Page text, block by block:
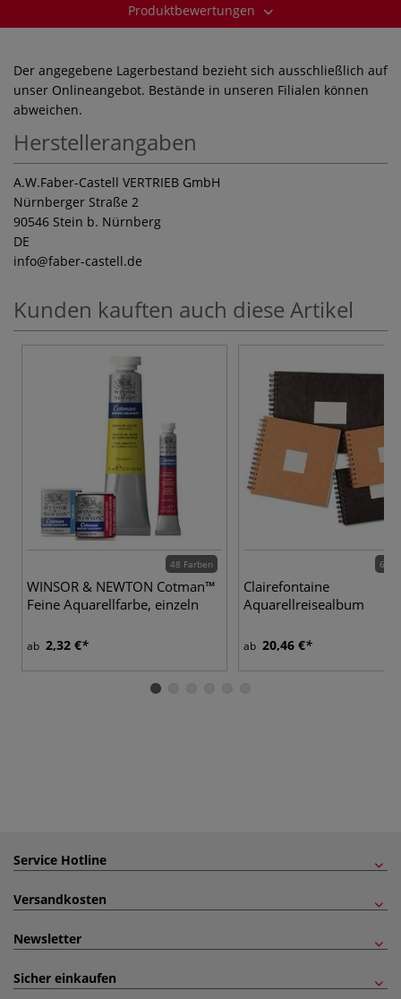
Produktbewertungen
Der angegebene Lagerbestand bezieht sich ausschließlich auf
unser Onlineangebot. Bestände in unseren Filialen können
abweichen.
Herstellerangaben
A.W.Faber-Castell VERTRIEB GmbH
Nürnberger Straße 2
90546 Stein b. Nürnberg
DE
info@faber-castell.de
Kunden kauften auch diese Artikel
48 Farben
WINSOR & NEWTON Cotman™
Feine Aquarellfarbe, einzeln
ab 2,32 €
6
Clairefontaine
Aquarellreisealbum
ab 20,46 €
Service Hotline
Versandkosten
Newsletter
Sicher einkaufen